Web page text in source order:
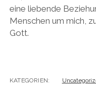
eine liebende
Menschen um mich,
Gott.
KATEGORIEN: